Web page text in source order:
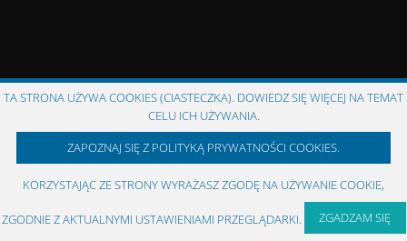
TA STRONA UŻYWA COOKIES (CIASTECZKA). DOWIEDZ SIĘ WIĘCEJ NA TEMAT
CELU ICH UŻYWANIA.
ZAPOZNAJ SIĘ Z POLITYKĄ PRYWATNOŚCI COOKIES.
KORZYSTAJĄC ZE STRONY WYRAŻASZ ZGODĘ NA UŻYWANIE COOKIE,
ZGODNIE Z AKTUALNYMI USTAWIENIAMI PRZEGLĄDARKI. ZGADZAM SIĘ